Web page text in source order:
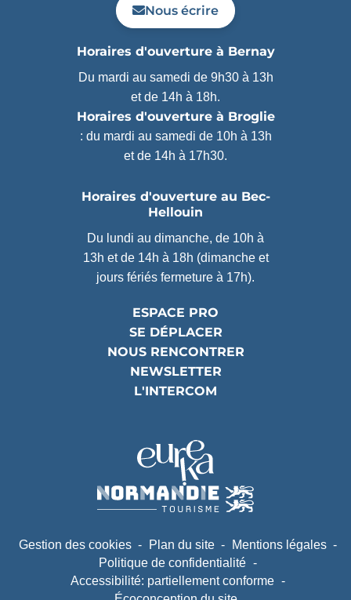
Nous écrire
Horaires d'ouverture à Bernay
Du mardi au samedi de 9h30 à 13h
et de 14h à 18h.
Horaires d'ouverture à Broglie
: du mardi au samedi de 10h à 13h
et de 14h à 17h30.
Horaires d'ouverture au Bec-
Hellouin
Du lundi au dimanche, de 10h à
13h et de 14h à 18h (dimanche et
jours fériés fermeture à 17h).
ESPACE PRO
SE DÉPLACER
NOUS RENCONTRER
NEWSLETTER
L'INTERCOM
Partenaires
(ouverture dans un nouvel
Gestion des cookies
Plan du site
Mentions légales
Politique de confidentialité
Accessibilité: partiellement conforme